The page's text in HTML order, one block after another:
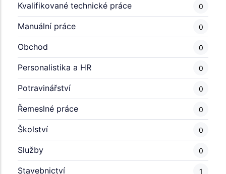
Kvalifikované technické práce 0
Manuální práce 0
Obchod 0
Personalistika a HR 0
Potravinářství 0
Řemeslné práce 0
Školství 0
Služby 0
Stavebnictví 1